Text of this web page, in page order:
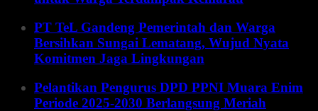
PT TeL Gandeng Pemerintah dan Warga
Bersihkan Sungai Lematang, Wujud Nyata
Komitmen Jaga Lingkungan
Pelantikan Pengurus DPD PPNI Muara Enim
Periode 2025-2030 Berlangsung Meriah